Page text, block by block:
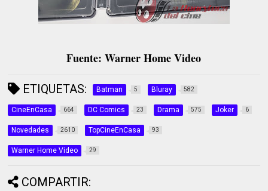
Fuente: Warner Home Video
ETIQUETAS: Batman 5 Bluray 582
CineEnCasa 664 DC Comics 23 Drama 575 Joker 6
Novedades 2610 TopCineEnCasa 93
Warner Home Video 29
COMPARTIR: